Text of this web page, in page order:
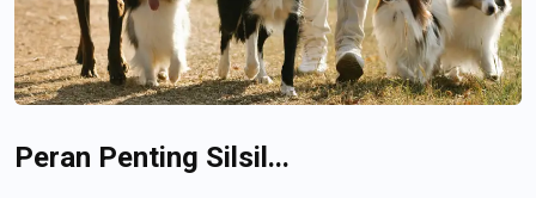
Peran Penting Silsil...